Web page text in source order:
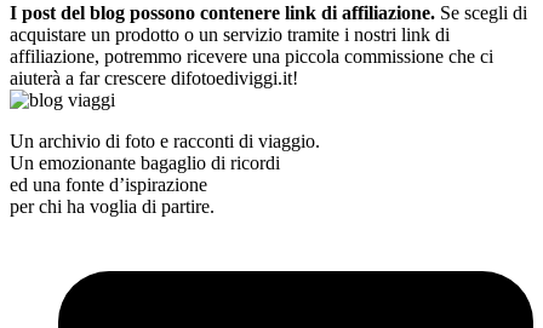
I post del blog possono contenere link di affiliazione. Se scegli di
acquistare un prodotto o un servizio tramite i nostri link di
affiliazione, potremmo ricevere una piccola commissione che ci
aiuterà a far crescere difotoediviggi.it!
Un archivio di foto e racconti di viaggio.
Un emozionante bagaglio di ricordi
ed una fonte d’ispirazione
per chi ha voglia di partire.